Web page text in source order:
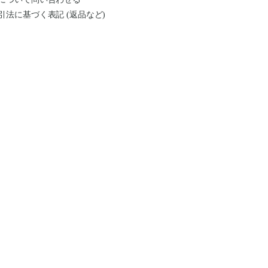
法に基づく表記 (返品など)